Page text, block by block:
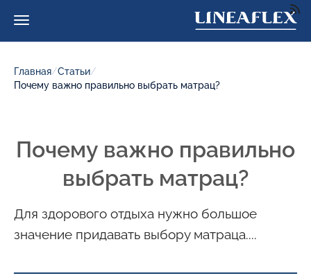
Главная/Статьи/
Почему важно правильно выбрать матрац?
Почему важно правильно
выбрать матрац?
Для здорового отдыха нужно большое
значение придавать выбору матраца....